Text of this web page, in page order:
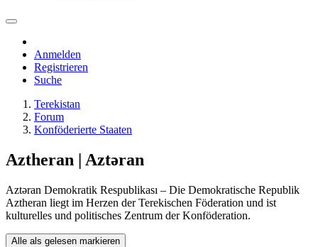
Anmelden
Registrieren
Suche
Terekistan
Forum
Konföderierte Staaten
Aztheran | Aztǝran
Aztəran Demokratik Respublikası – Die Demokratische Republik
Aztheran liegt im Herzen der Terekischen Föderation und ist
kulturelles und politisches Zentrum der Konföderation.
Alle als gelesen markieren